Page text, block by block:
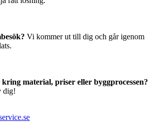
Vi kommer ut till dig och går igenom
material, priser eller byggprocessen?
dig!